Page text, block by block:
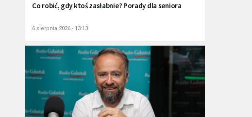
Co robić, gdy ktoś zasłabnie? Porady dla seniora
6 sierpnia 2026 - 13:13